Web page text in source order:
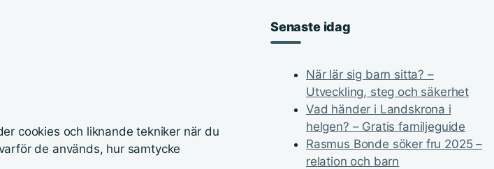
cookies och liknande tekniker när du
de används, hur samtycke
Senaste idag
När lär sig barn sitta? –
Utveckling, steg och säkerhet
Vad händer i Landskrona i
helgen? – Gratis familjeguide
Rasmus Bonde söker fru 2025 –
relation och barn